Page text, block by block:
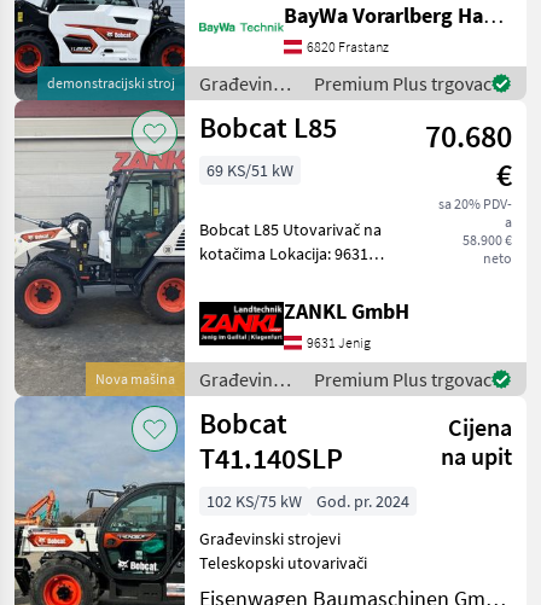
demonstracijski stroj
Luftgefederter Sitz Heizung
mit Belüftung Bobtach
Anbaurahmen hydr.
Vordere Hydraul
BayWa Vorarlberg HandelsGmbH BayWa Technik
6820 Frastanz
Građevinski
strojevi /
Bobcat
Premium Plus trgovac
Nova mašina
Bobcat L85
70.680
€
sa 20% PDV-
a
58.900 €
neto
69 KS/51 kW
Bobcat L85 Utovarivač na
kotačima Lokacija: 9631
lageru!! - 69 KS - Kabina s
klima uređajem i grijanjem -
Sjedalo sa zračnim ovjesom
- Ra
ZANKL GmbH
9631 Jenig
Građevinski
strojevi /
Bobcat
Premium Plus trgovac
Bobcat
T41.140SLP
Cijena
na upit
102 KS/75 kW
God. pr. 2024
Građevinski strojevi
Teleskopski utovarivači
Eisenwagen Baumaschinen GmbH